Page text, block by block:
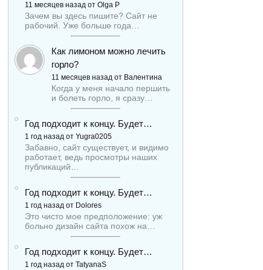
11 месяцев назад от Olga P
Зачем вы здесь пишите? Сайт не
рабочий. Уже больше года…
Как лимоном можно лечить
горло?
11 месяцев назад от Валентина
Когда у меня начало першить
и болеть горло, я сразу…
Год подходит к концу. Будет…
1 год назад от Yugra0205
Забавно, сайт существует, и видимо
работает, ведь просмотры наших
публикаций…
Год подходит к концу. Будет…
1 год назад от Dolores
Это чисто мое предположение: уж
больно дизайн сайта похож на…
Год подходит к концу. Будет…
1 год назад от TatyanaS